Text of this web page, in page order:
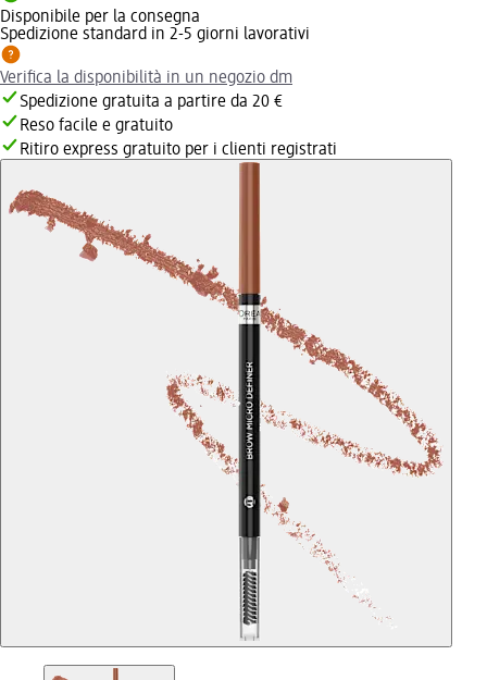
Disponibile per la consegna
Spedizione standard in 2-5 giorni lavorativi
Verifica la disponibilità in un negozio dm
Spedizione gratuita a partire da 20 €
Reso facile e gratuito
Ritiro express gratuito per i clienti registrati